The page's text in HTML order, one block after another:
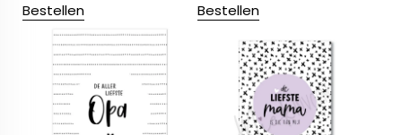
Bestellen
Bestellen